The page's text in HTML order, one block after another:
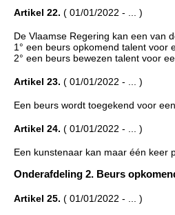
Artikel 22. ( 01/01/2022 - ... )
De Vlaamse Regering kan een van
1° een beurs opkomend talent voor
2° een beurs bewezen talent voor
Artikel 23. ( 01/01/2022 - ... )
Een beurs wordt toegekend voor
Artikel 24. ( 01/01/2022 - ... )
Een kunstenaar kan maar één keer
Onderafdeling 2. Beurs
Artikel 25. ( 01/01/2022 - ... )